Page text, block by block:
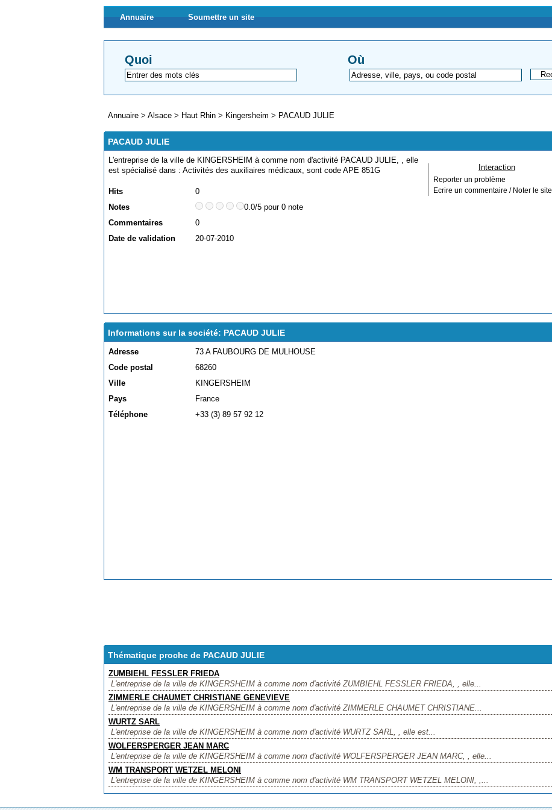
Annuaire Soumettre un site
Quoi Où
Annuaire > Alsace > Haut Rhin > Kingersheim > PACAUD JULIE
PACAUD JULIE
L'entreprise de la ville de KINGERSHEIM à comme nom d'activité PACAUD JULIE, , elle
est spécialisé dans : Activités des auxiliaires médicaux, sont code APE 851G
Hits
0
Notes
0.0/5 pour 0 note
Commentaires
0
Date de validation
20-07-2010
Interaction
Reporter un problème
Ecrire un commentaire / Noter le site
Informations sur la société: PACAUD JULIE
Adresse
73 A FAUBOURG DE MULHOUSE
Code postal
68260
Ville
KINGERSHEIM
Pays
France
Téléphone
+33 (3) 89 57 92 12
Thématique proche de PACAUD JULIE
ZUMBIEHL FESSLER FRIEDA
L'entreprise de la ville de KINGERSHEIM à comme nom d'activité ZUMBIEHL FESSLER FRIEDA, , elle...
ZIMMERLE CHAUMET CHRISTIANE GENEVIEVE
L'entreprise de la ville de KINGERSHEIM à comme nom d'activité ZIMMERLE CHAUMET CHRISTIANE...
WURTZ SARL
L'entreprise de la ville de KINGERSHEIM à comme nom d'activité WURTZ SARL, , elle est...
WOLFERSPERGER JEAN MARC
L'entreprise de la ville de KINGERSHEIM à comme nom d'activité WOLFERSPERGER JEAN MARC, , elle...
WM TRANSPORT WETZEL MELONI
L'entreprise de la ville de KINGERSHEIM à comme nom d'activité WM TRANSPORT WETZEL MELONI, ,...